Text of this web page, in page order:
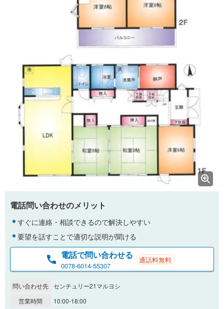
電話問い合わせのメリット
すぐに連絡・相談できるので解決しやすい
要望を話すことで適切な説明が聞ける
電話で問い合わせる
0078-6014-55307
通話料無料
問い合わせ先
センチュリー21マルヨシ
営業時間
10:00-18:00